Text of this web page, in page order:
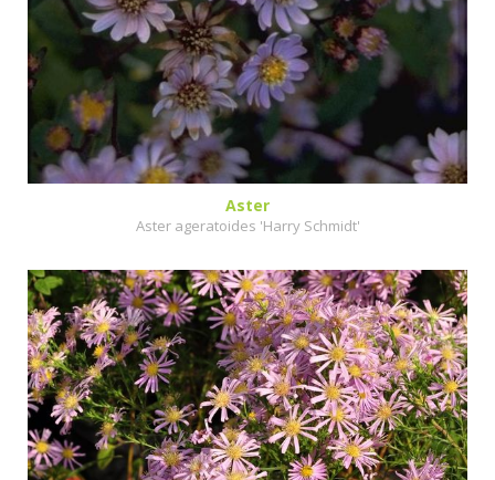
Aster
Aster ageratoides 'Harry Schmidt'